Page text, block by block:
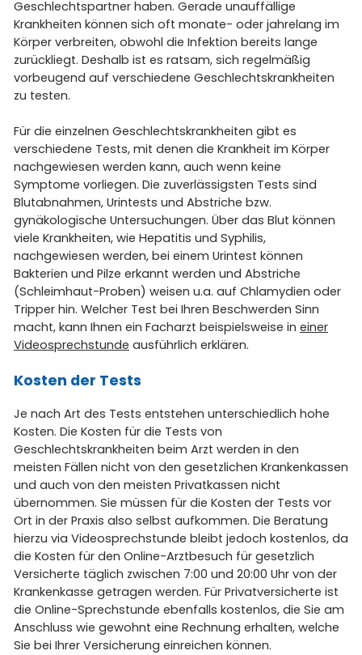
Geschlechtspartner haben. Gerade unauffällige
Krankheiten können sich oft monate- oder jahrelang im
Körper verbreiten, obwohl die Infektion bereits lange
zurückliegt. Deshalb ist es ratsam, sich regelmäßig
vorbeugend auf verschiedene Geschlechtskrankheiten
zu testen.
Für die einzelnen Geschlechtskrankheiten gibt es
verschiedene Tests, mit denen die Krankheit im Körper
nachgewiesen werden kann, auch wenn keine
Symptome vorliegen. Die zuverlässigsten Tests sind
Blutabnahmen, Urintests und Abstriche bzw.
gynäkologische Untersuchungen. Über das Blut können
viele Krankheiten, wie Hepatitis und Syphilis,
nachgewiesen werden, bei einem Urintest können
Bakterien und Pilze erkannt werden und Abstriche
(Schleimhaut-Proben) weisen u.a. auf Chlamydien oder
Tripper hin. Welcher Test bei Ihren Beschwerden Sinn
macht, kann Ihnen ein Facharzt beispielsweise in einer
Videosprechstunde ausführlich erklären.
Kosten der Tests
Je nach Art des Tests entstehen unterschiedlich hohe
Kosten. Die Kosten für die Tests von
Geschlechtskrankheiten beim Arzt werden in den
meisten Fällen nicht von den gesetzlichen Krankenkassen
und auch von den meisten Privatkassen nicht
übernommen. Sie müssen für die Kosten der Tests vor
Ort in der Praxis also selbst aufkommen. Die Beratung
hierzu via Videosprechstunde bleibt jedoch kostenlos, da
die Kosten für den Online-Arztbesuch für gesetzlich
Versicherte täglich zwischen 7:00 und 20:00 Uhr von der
Krankenkasse getragen werden. Für Privatversicherte ist
die Online-Sprechstunde ebenfalls kostenlos, die Sie am
Anschluss wie gewohnt eine Rechnung erhalten, welche
Sie bei Ihrer Versicherung einreichen können.